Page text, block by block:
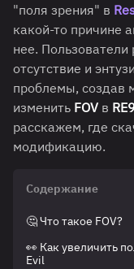
"поля зрения" в
какой-то причине
нее. Пользователи
отсутствие и
проблемы, создав
изменить FOV в
расскажем, где
модификацию.
Содержание
🤔 Что такое FOV?
👀 Как увеличить
Evil